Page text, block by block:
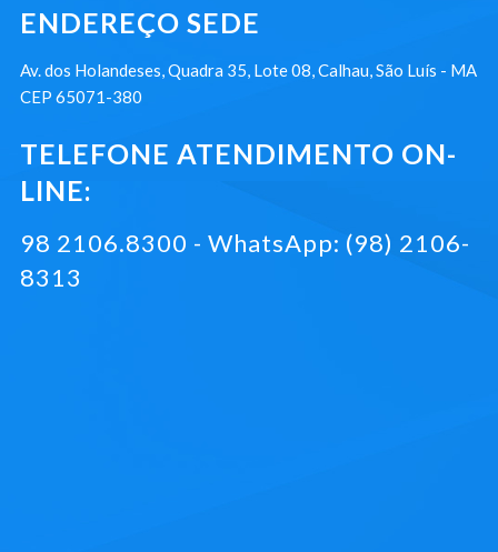
ENDEREÇO SEDE
Av. dos Holandeses, Quadra 35, Lote 08, Calhau, São Luís - MA
CEP 65071-380
TELEFONE ATENDIMENTO ON-
LINE:
98 2106.8300 - WhatsApp: (98) 2106-
8313